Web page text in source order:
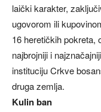
laički karakter,
ugovorom ili
16 heretičkih pokreta,
najbrojniji i
instituciju Crkve
druga zemlja.
Kulin ban